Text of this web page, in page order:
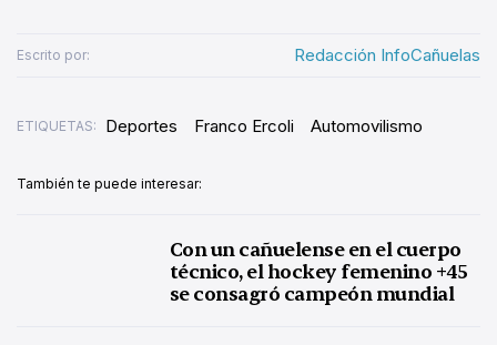
Escrito por: Redacción InfoCañuelas
ETIQUETAS: Deportes Franco Ercoli Automovilismo
También te puede interesar:
Con un cañuelense en el cuerpo
técnico, el hockey femenino +45
se consagró campeón mundial